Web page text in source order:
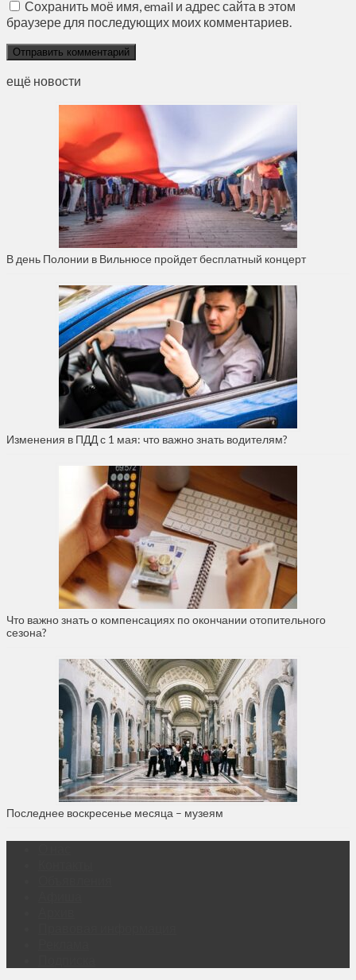
Сохранить моё имя, email и адрес сайта в этом
браузере для последующих моих комментариев.
ещё новости
В день Полонии в Вильнюсе пройдет бесплатный концерт
Изменения в ПДД с 1 мая: что важно знать водителям?
Что важно знать о компенсациях по окончании отопительного
сезона?
Последнее воскресенье месяца – музеям